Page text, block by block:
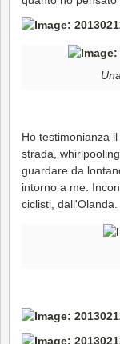
Ho testimonianza
strada,
guardare da
intorno a me.
ciclisti, dall'Olanda.